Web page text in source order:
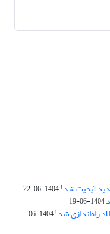
آپدیت شد!1404-06-22
1404-06-19
راه‌اندازی شد!
1404-06-